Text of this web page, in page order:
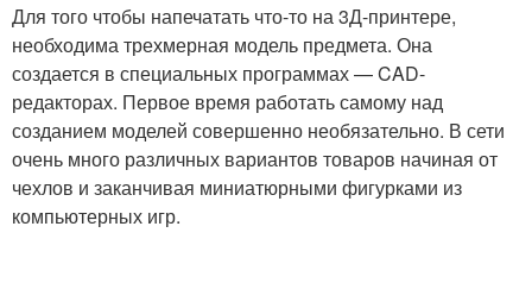
Для того чтобы напечатать что-то на 3Д-принтере,
необходима трехмерная модель предмета. Она
создается в специальных программах — CAD-
редакторах. Первое время работать самому над
созданием моделей совершенно необязательно. В сети
очень много различных вариантов товаров начиная от
чехлов и заканчивая миниатюрными фигурками из
компьютерных игр.